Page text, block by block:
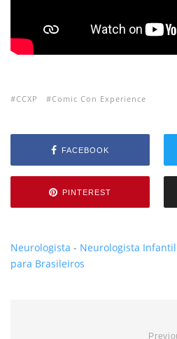
CCXP Comic Con Experience
FACEBOOK
PINTEREST
Neurologista - Neurologista Infantil
para Brasileiros